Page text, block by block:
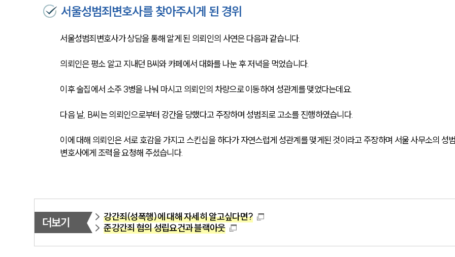
서울성범죄변호사를 찾아주시게 된 경위
서울성범죄변호사가 상담을 통해 알게 된 의뢰인의 사연은 다음과 같습니다.
의뢰인은 평소 알고 지내던 B씨와 카페에서 대화를 나눈 후 저녁을 먹었습니다.
이후 술집에서 소주 3병을 나눠 마시고 의뢰인의 차량으로 이동하여 성관계를 맺었다는데요.
다음 날, B씨는 의뢰인으로부터 강간을 당했다고 주장하며 성범죄로 고소를 진행하였습니다.
이에 대해 의뢰인은 서로 호감을 가지고 스킨십을 하다가 자연스럽게 성관계를 맺게된 것이라고 주장하며 서울 사무소의 성
변호사에게 조력을 요청해 주셨습니다.
더보기
강간죄(성폭행)에 대해 자세히 알고싶다면?
준강간죄 혐의 성립요건과 블랙아웃